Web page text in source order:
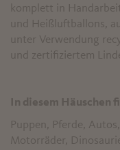
komplett in
und Heißluftballons,
unter Verwendung
und zertifiziertem
In diesem Häuschen
Puppen, Pferde,
Motorräder,